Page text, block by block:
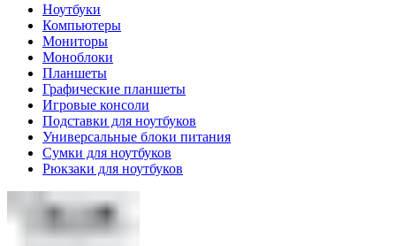
Ноутбуки
Компьютеры
Мониторы
Моноблоки
Планшеты
Графические планшеты
Игровые консоли
Подставки для ноутбуков
Универсальные блоки питания
Сумки для ноутбуков
Рюкзаки для ноутбуков